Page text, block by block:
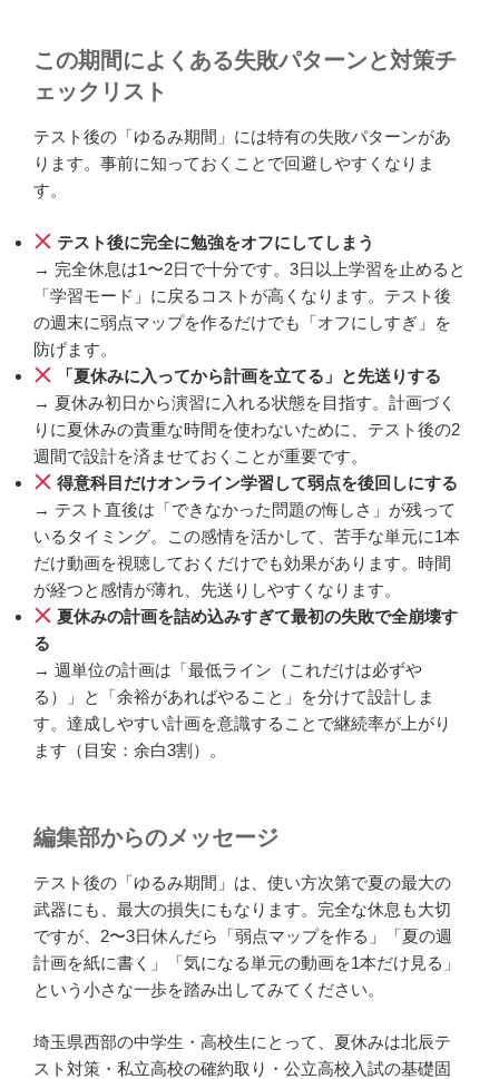
この期間によくある失敗パターンと対策チ
ェックリスト
テスト後の「ゆるみ期間」には特有の失敗パターンがあ
ります。事前に知っておくことで回避しやすくなりま
す。
テスト後に完全に勉強をオフにしてしまう
→ 完全休息は1〜2日で十分です。3日以上学習を止めると
「学習モード」に戻るコストが高くなります。テスト後
の週末に弱点マップを作るだけでも「オフにしすぎ」を
防げます。
「夏休みに入ってから計画を立てる」と先送りする
→ 夏休み初日から演習に入れる状態を目指す。計画づく
りに夏休みの貴重な時間を使わないために、テスト後の2
週間で設計を済ませておくことが重要です。
得意科目だけオンライン学習して弱点を後回しにする
→ テスト直後は「できなかった問題の悔しさ」が残って
いるタイミング。この感情を活かして、苦手な単元に1本
だけ動画を視聴しておくだけでも効果があります。時間
が経つと感情が薄れ、先送りしやすくなります。
夏休みの計画を詰め込みすぎて最初の失敗で全崩壊す
る
→ 週単位の計画は「最低ライン（これだけは必ずや
る）」と「余裕があればやること」を分けて設計しま
す。達成しやすい計画を意識することで継続率が上がり
ます（目安：余白3割）。
編集部からのメッセージ
テスト後の「ゆるみ期間」は、使い方次第で夏の最大の
武器にも、最大の損失にもなります。完全な休息も大切
ですが、2〜3日休んだら「弱点マップを作る」「夏の週
計画を紙に書く」「気になる単元の動画を1本だけ見る」
という小さな一歩を踏み出してみてください。
埼玉県西部の中学生・高校生にとって、夏休みは北辰テ
スト対策・私立高校の確約取り・公立高校入試の基礎固